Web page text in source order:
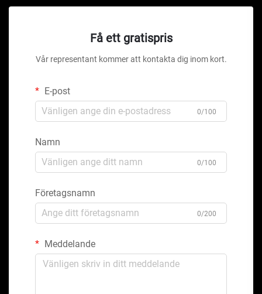
Få ett gratispris
Vår representant kommer att kontakta dig inom kort.
E-post
0/100
Namn
0/100
Företagsnamn
0/200
Meddelande